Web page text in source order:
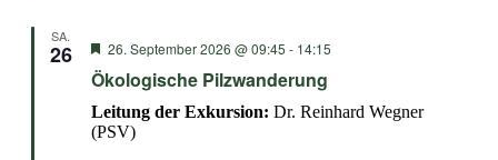
SA.
26 Empfohlen
26. September 2026 @ 09:45 - 14:15
Ökologische Pilzwanderung
Leitung der Exkursion: Dr. Reinhard Wegner
(PSV)